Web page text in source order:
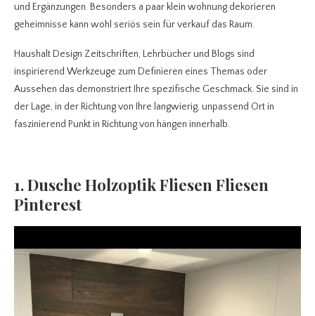
und Ergänzungen. Besonders a paar klein wohnung dekorieren
geheimnisse kann wohl seriös sein für verkauf das Raum.
Haushalt Design Zeitschriften, Lehrbücher und Blogs sind
inspirierend Werkzeuge zum Definieren eines Themas oder
Aussehen das demonstriert Ihre spezifische Geschmack. Sie sind in
der Lage, in der Richtung von Ihre langwierig, unpassend Ort in
faszinierend Punkt in Richtung von hängen innerhalb.
1. Dusche Holzoptik Fliesen Fliesen
Pinterest